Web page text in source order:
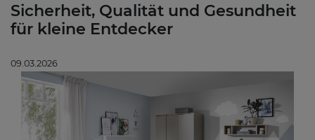
Sicherheit, Qualität und Gesundheit
für kleine Entdecker
09.03.2026